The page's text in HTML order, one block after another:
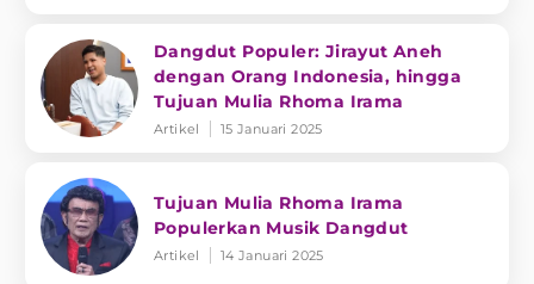
Dangdut Populer: Jirayut Aneh
dengan Orang Indonesia, hingga
Tujuan Mulia Rhoma Irama
Artikel 15 Januari 2025
Tujuan Mulia Rhoma Irama
Populerkan Musik Dangdut
Artikel 14 Januari 2025